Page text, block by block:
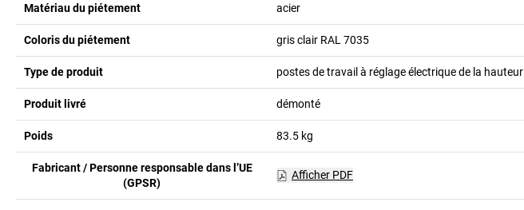
Matériau du piétement acier
Coloris du piétement gris clair RAL 7035
Type de produit postes de travail à réglage électrique de la hauteur
Produit livré démonté
Poids 83.5 kg
Fabricant / Personne responsable dans l’UE
(GPSR)
Afficher PDF